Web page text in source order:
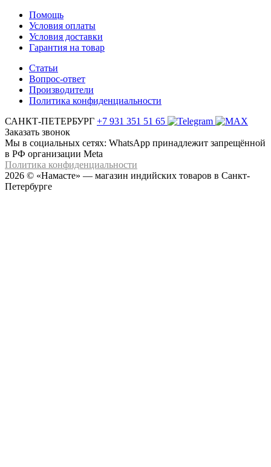
Помощь
Условия оплаты
Условия доставки
Гарантия на товар
Статьи
Вопрос-ответ
Производители
Политика конфиденциальности
САНКТ-ПЕТЕРБУРГ +7 931 351 51 65
Заказать звонок
Мы в социальных сетях: WhatsApp принадлежит запрещённой
в РФ организации Meta
Политика конфиденциальности
2026 © «Намасте» — магазин индийских товаров в Санкт-
Петербурге